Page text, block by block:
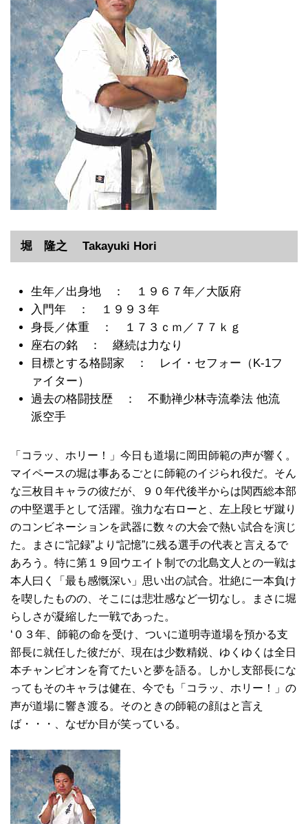
堀 隆之 Takayuki Hori
生年／出身地 ： １９６７年／大阪府
入門年 ： １９９３年
身長／体重 ： １７３ｃｍ／７７ｋｇ
座右の銘 ： 継続は力なり
目標とする格闘家 ： レイ・セフォー（K-1フ
ァイター）
過去の格闘技歴 ： 不動禅少林寺流拳法 他流
派空手
「コラッ、ホリー！」今日も道場に岡田師範の声が響く。
マイペースの堀は事あるごとに師範のイジられ役だ。そん
な三枚目キャラの彼だが、９０年代後半からは関西総本部
の中堅選手として活躍。強力な右ローと、左上段ヒザ蹴り
のコンビネーションを武器に数々の大会で熱い試合を演じ
た。まさに“記録”より“記憶”に残る選手の代表と言えるで
あろう。特に第１９回ウエイト制での北島文人との一戦は
本人曰く「最も感慨深い」思い出の試合。壮絶に一本負け
を喫したものの、そこには悲壮感など一切なし。まさに堀
らしさが凝縮した一戦であった。
‘０３年、師範の命を受け、ついに道明寺道場を預かる支
部長に就任した彼だが、現在は少数精鋭、ゆくゆくは全日
本チャンピオンを育てたいと夢を語る。しかし支部長にな
ってもそのキャラは健在、今でも「コラッ、ホリー！」の
声が道場に響き渡る。そのときの師範の顔はと言え
ば・・・、なぜか目が笑っている。